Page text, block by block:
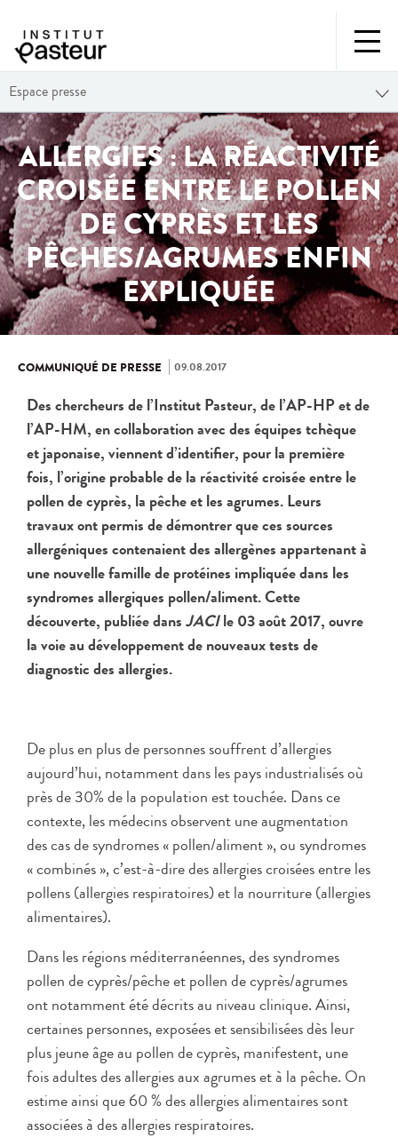
Espace presse
ALLERGIES : LA RÉACTIVITÉ
CROISÉE ENTRE LE POLLEN
DE CYPRÈS ET LES
PÊCHES/AGRUMES ENFIN
EXPLIQUÉE
COMMUNIQUÉ DE PRESSE 09.08.2017
Des chercheurs de l’Institut Pasteur, de l’AP-HP et de
l’AP-HM, en collaboration avec des équipes tchèque
et japonaise, viennent d’identifier, pour la première
fois, l’origine probable de la réactivité croisée entre le
pollen de cyprès, la pêche et les agrumes. Leurs
travaux ont permis de démontrer que ces sources
allergéniques contenaient des allergènes appartenant à
une nouvelle famille de protéines impliquée dans les
syndromes allergiques pollen/aliment. Cette
découverte, publiée dansJACIle 03 août 2017, ouvre
la voie au développement de nouveaux tests de
diagnostic des allergies.
De plus en plus de personnes souffrent d’allergies
aujourd’hui, notamment dans les pays industrialisés où
près de 30% de la population est touchée. Dans ce
contexte, les médecins observent une augmentation
des cas de syndromes « pollen/aliment », ou syndromes
« combinés », c’est-à-dire des allergies croisées entre les
pollens (allergies respiratoires) et la nourriture (allergies
alimentaires).
Dans les régions méditerranéennes, des syndromes
pollen de cyprès/pêche et pollen de cyprès/agrumes
ont notamment été décrits au niveau clinique. Ainsi,
certaines personnes, exposées et sensibilisées dès leur
plus jeune âge au pollen de cyprès, manifestent, une
fois adultes des allergies aux agrumes et à la pêche. On
estime ainsi que 60 % des allergies alimentaires sont
associées à des allergies respiratoires.